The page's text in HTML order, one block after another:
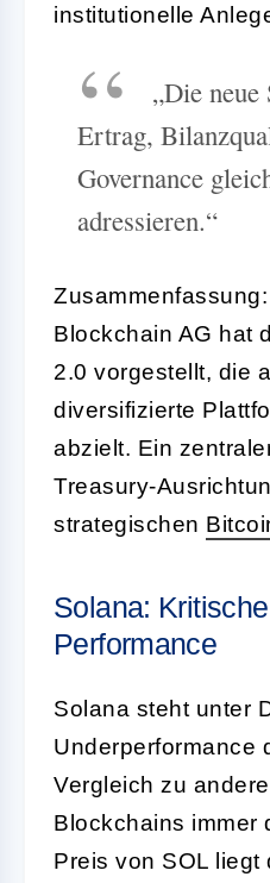
institutionelle
„Die
Ertrag,
Governance
adressieren.“
Blockchain AG hat
2.0 vorgestellt, die
diversifizierte
abzielt. Ein
Treasury-
strategischen
Solana:
Performance
Solana steht unter
Underperformance
Vergleich zu
Blockchains immer
Preis von SOL liegt